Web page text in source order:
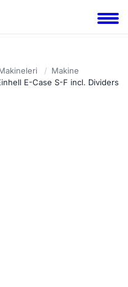
/ Makine
E-Case S-F incl. Dividers